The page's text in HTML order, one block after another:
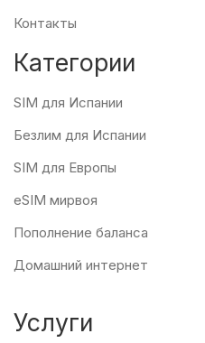
Контакты
Категории
SIM для Испании
Безлим для Испании
SIM для Европы
eSIM мирвоя
Пополнение баланса
Домашний интернет
Услуги